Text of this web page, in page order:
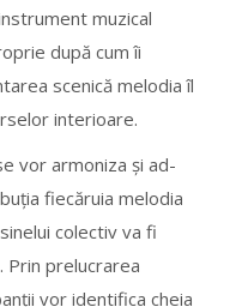
muzical
după cum îi
scenică melodia îl
interioare.
vor armoniza şi ad-
fiecăruia melodia
colectiv va fi
Prin prelucrarea
vor identifica cheia